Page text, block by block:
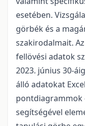
esetében.
görbék és a
szakirodalmait.
fellövési adatok
2023. június 30-
álló adatokat
pontdiagrammok
segítségével